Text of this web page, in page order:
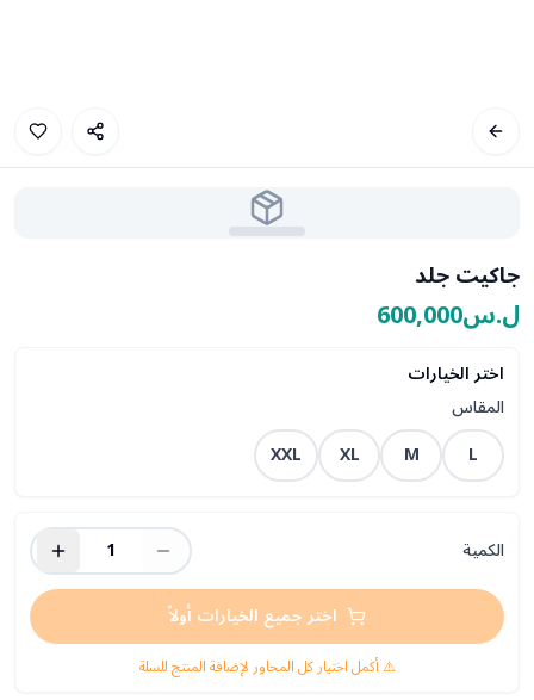
جاكيت جلد
ل.س600,000
اختر الخيارات
المقاس
L
M
XL
XXL
الكمية
1
اختر جميع الخيارات أولاً
⚠️ أكمل اختيار كل المحاور لإضافة المنتج للسلة